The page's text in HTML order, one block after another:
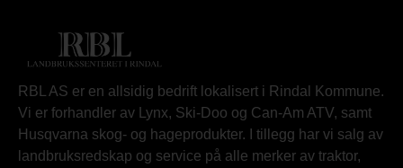
RBL AS er en allsidig bedrift lokalisert i Rindal Kommune.
Vi er forhandler av Lynx, Ski-Doo og Can-Am ATV, samt
Husqvarna skog- og hageprodukter. I tillegg har vi salg av
landbruksredskap og service på alle merker av traktor,